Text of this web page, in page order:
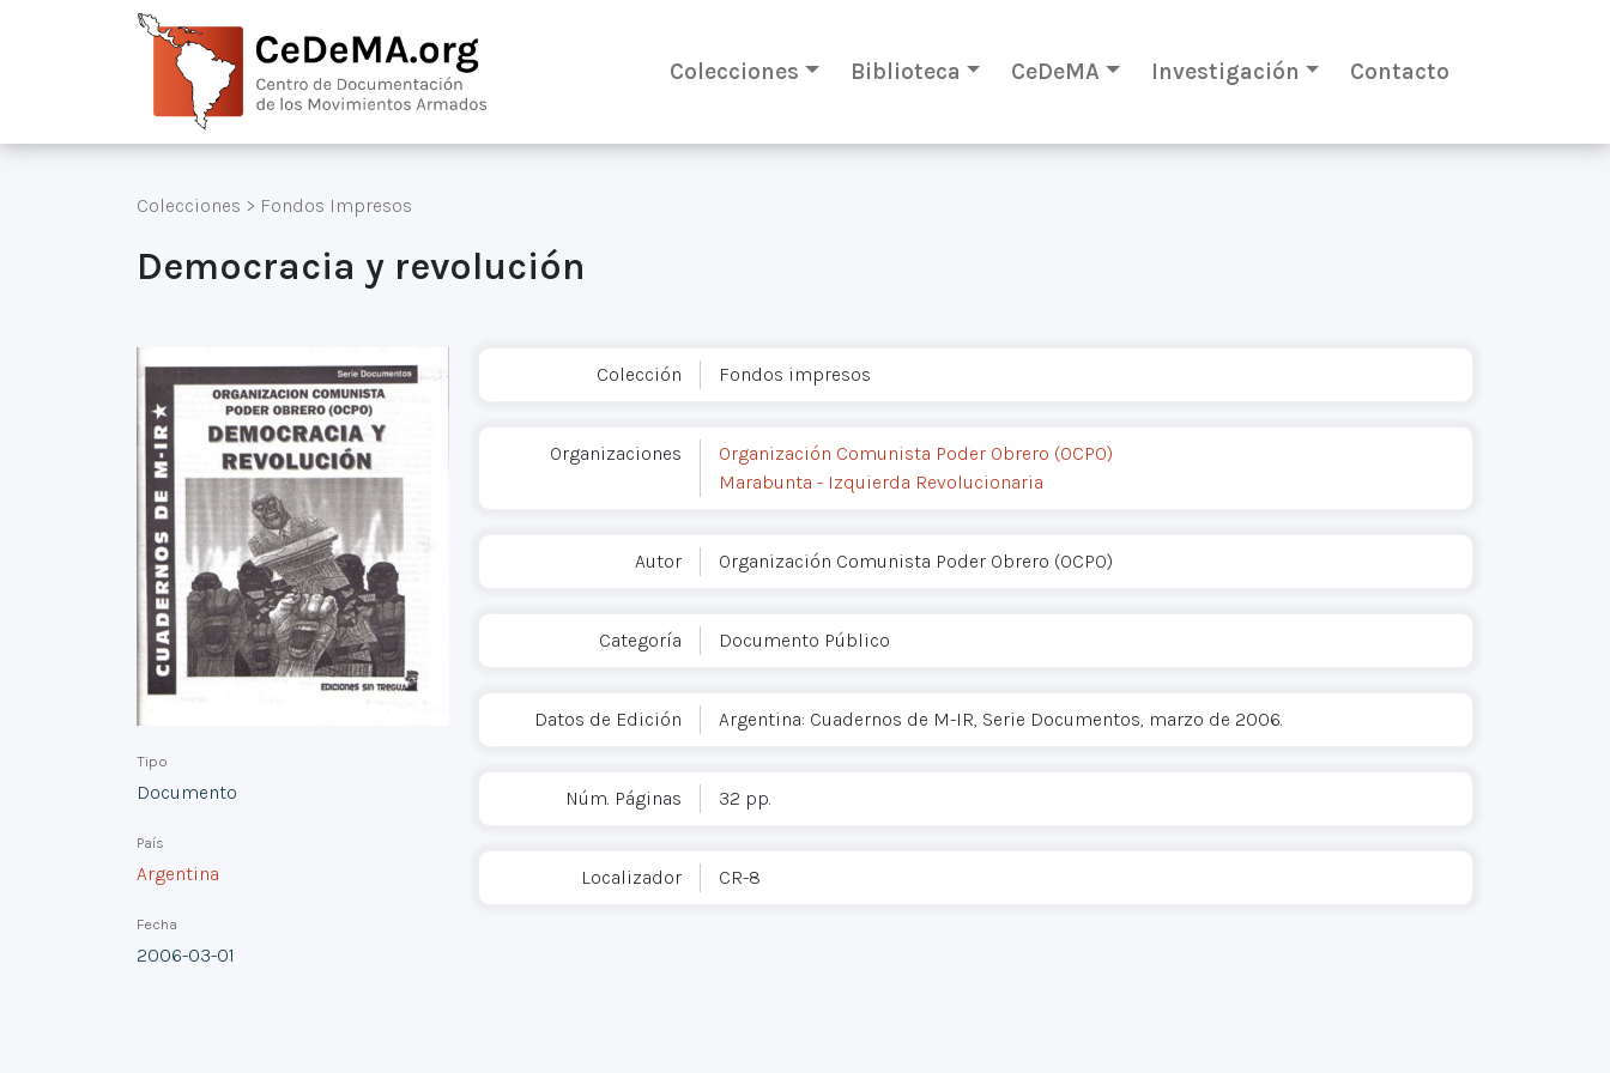
Colecciones Biblioteca CeDeMA Investigación Contacto
Colecciones > Fondos Impresos
Democracia y revolución
Tipo
Documento
País
Argentina
Fecha
2006-03-01
Colección Fondos impresos
Organizaciones
Organización Comunista Poder Obrero (OCPO)
Marabunta - Izquierda Revolucionaria
Autor Organización Comunista Poder Obrero (OCPO)
Categoría Documento Público
Datos de Edición Argentina: Cuadernos de M-IR, Serie Documentos, marzo de 2006.
Núm. Páginas 32 pp.
Localizador CR-8